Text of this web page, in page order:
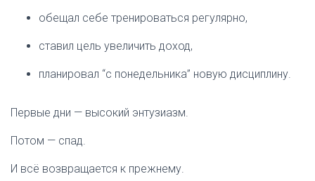
обещал себе тренироваться регулярно,
ставил цель увеличить доход,
планировал “с понедельника” новую дисциплину.
Первые дни — высокий энтузиазм.
Потом — спад.
И всё возвращается к прежнему.